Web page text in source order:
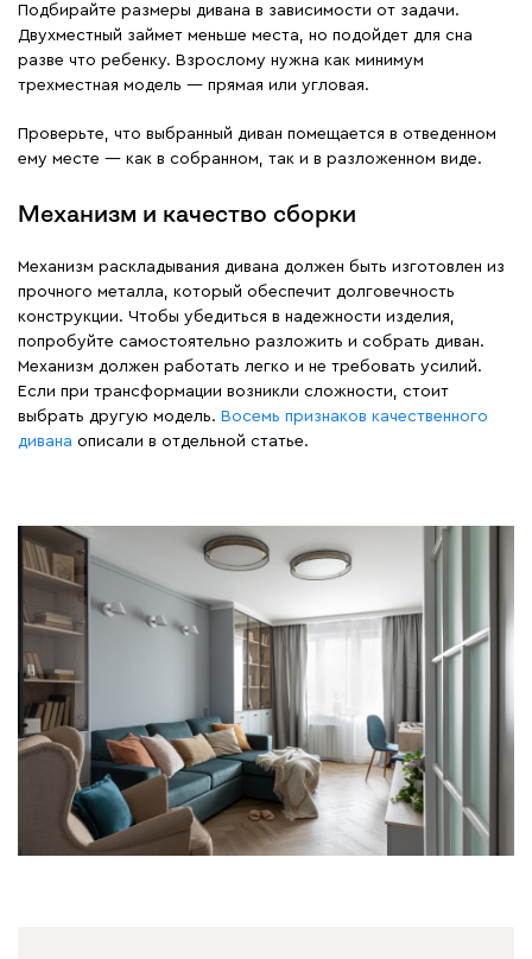
Подбирайте размеры дивана в зависимости от задачи.
Двухместный займет меньше места, но подойдет для сна
разве что ребенку. Взрослому нужна как минимум
трехместная модель — прямая или угловая.
Проверьте, что выбранный диван помещается в отведенном
ему месте — как в собранном, так и в разложенном виде.
Механизм и качество сборки
Механизм раскладывания дивана должен быть изготовлен из
прочного металла, который обеспечит долговечность
конструкции. Чтобы убедиться в надежности изделия,
попробуйте самостоятельно разложить и собрать диван.
Механизм должен работать легко и не требовать усилий.
Если при трансформации возникли сложности, стоит
выбрать другую модель. Восемь признаков качественного
дивана описали в отдельной статье.